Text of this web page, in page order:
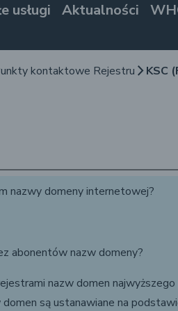
usługi Aktualności
kontaktowe Rejestru arrow_forward_ios KSC
nazwy domeny internetowej?
abonentów nazw domeny?
nazw domen
są ustanawiane na